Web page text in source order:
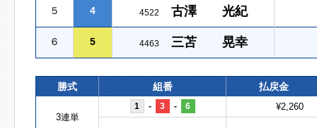
５ 4 4522 古澤 光紀
６ 5 4463 三苫 晃幸
勝式 組番 払戻金
3連単
1 - 3 - 6 ¥2,260